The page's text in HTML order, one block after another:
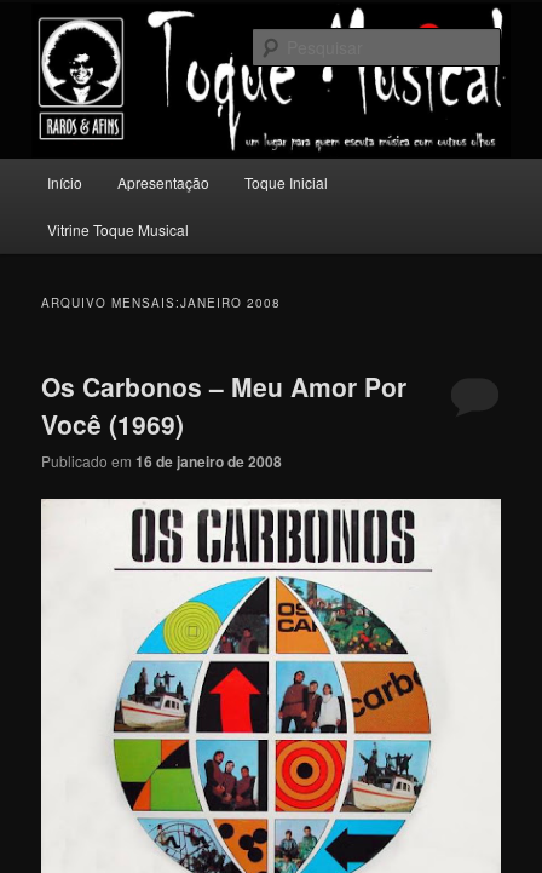
conteúdo
principal
conteúdo
secundário
Toque Musical
Um lugar para quem escuta música com outros olhos.
principal
Início Apresentação Toque Inicial
Vitrine Toque Musical
ARQUIVO MENSAIS:JANEIRO 2008
Os Carbonos – Meu Amor Por
Você (1969)
Publicado em16 de janeiro de 2008